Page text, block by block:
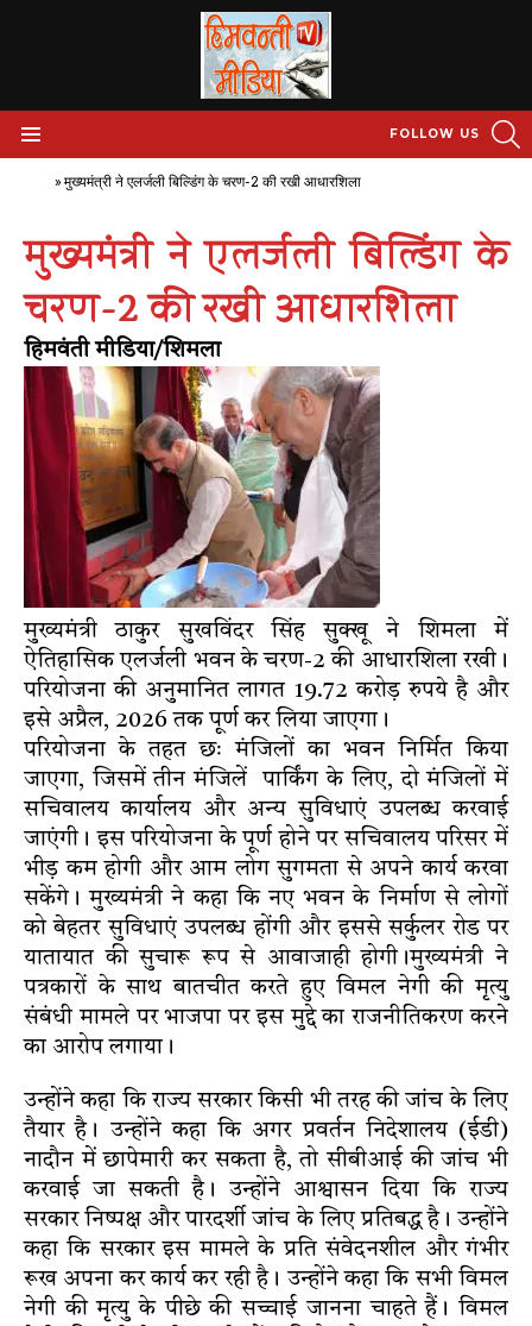
FOLLOW US
» मुख्यमंत्री ने एलर्जली बिल्डिंग के चरण-2 की रखी आधारशिला
मुख्यमंत्री ने एलर्जली बिल्डिंग के
चरण-2 की रखी आधारशिला
हिमवंती मीडिया/शिमला
मुख्यमंत्री ठाकुर सुखविंदर सिंह सुक्खू ने शिमला में
ऐतिहासिक एलर्जली भवन के चरण-2 की आधारशिला रखी।
परियोजना की अनुमानित लागत 19.72 करोड़ रुपये है और
इसे अप्रैल, 2026 तक पूर्ण कर लिया जाएगा।
परियोजना के तहत छः मंजिलों का भवन निर्मित किया
जाएगा, जिसमें तीन मंजिलें पार्किंग के लिए, दो मंजिलों में
सचिवालय कार्यालय और अन्य सुविधाएं उपलब्ध करवाई
जाएंगी। इस परियोजना के पूर्ण होने पर सचिवालय परिसर में
भीड़ कम होगी और आम लोग सुगमता से अपने कार्य करवा
सकेंगे। मुख्यमंत्री ने कहा कि नए भवन के निर्माण से लोगों
को बेहतर सुविधाएं उपलब्ध होंगी और इससे सर्कुलर रोड पर
यातायात की सुचारू रूप से आवाजाही होगी।मुख्यमंत्री ने
पत्रकारों के साथ बातचीत करते हुए विमल नेगी की मृत्यु
संबंधी मामले पर भाजपा पर इस मुद्दे का राजनीतिकरण करने
का आरोप लगाया।
उन्होंने कहा कि राज्य सरकार किसी भी तरह की जांच के लिए
तैयार है। उन्होंने कहा कि अगर प्रवर्तन निदेशालय (ईडी)
नादौन में छापेमारी कर सकता है, तो सीबीआई की जांच भी
करवाई जा सकती है। उन्होंने आश्वासन दिया कि राज्य
सरकार निष्पक्ष और पारदर्शी जांच के लिए प्रतिबद्ध है। उन्होंने
कहा कि सरकार इस मामले के प्रति संवेदनशील और गंभीर
रूख अपना कर कार्य कर रही है। उन्होंने कहा कि सभी विमल
नेगी की मृत्यु के पीछे की सच्चाई जानना चाहते हैं। विमल